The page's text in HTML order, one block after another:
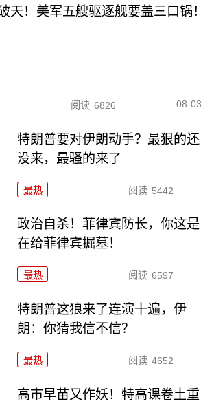
天！美军五艘驱逐舰要盖三口锅！
阅读 6826 08-03
特朗普要对伊朗动手？最狠的还
没来，最骚的来了
最热 阅读 5442
政治自杀！菲律宾防长，你这是
在给菲律宾掘墓！
最热 阅读 6597
特朗普这狼来了连演十遍，伊
朗：你猜我信不信？
最热 阅读 4652
高市早苗又作妖！特高课卷土重